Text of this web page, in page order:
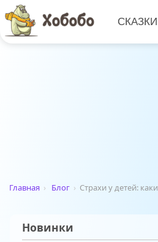
СКАЗКИ
Главная › Блог › Страхи у детей:
Новинки